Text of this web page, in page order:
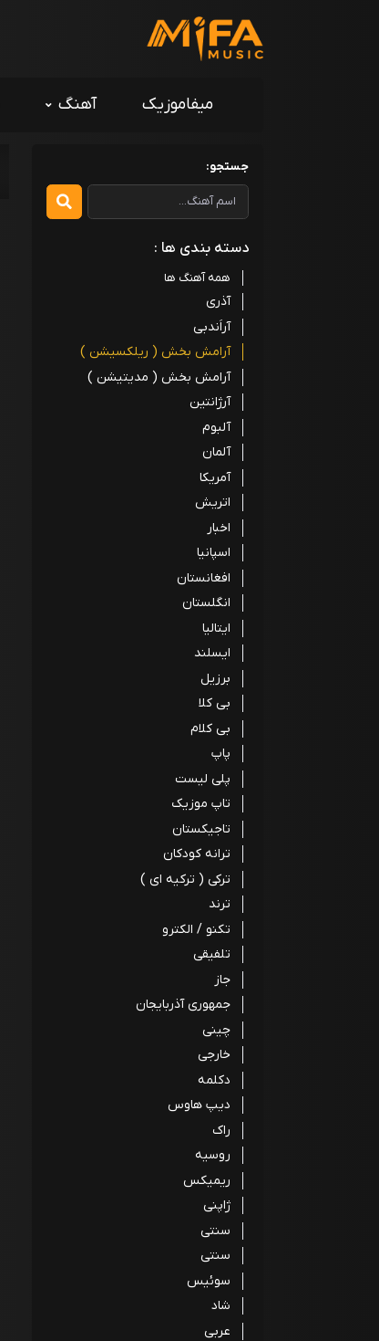
میفاموزیک آهنگ
جستجو:
دسته بندی ها :
همه آهنگ ها
آذری
آراَندبی
آرامش بخش ( ریلکسیشن )
آرامش بخش ( مدیتیشن )
آرژانتین
آلبوم
آلمان
آمریکا
اتریش
اخبار
اسپانیا
افغانستان
انگلستان
ایتالیا
ایسلند
برزیل
بی کلا
بی کلام
پاپ
پلی لیست
تاپ موزیک
تاجیکستان
ترانه کودکان
ترکی ( ترکیه ای )
ترند
تکنو / الکترو
تلفیقی
جاز
جمهوری آذربایجان
چینی
خارجی
دکلمه
دیپ هاوس
راک
روسیه
ریمیکس
ژاپنی
سنتی
سنتی
سوئیس
شاد
عربی